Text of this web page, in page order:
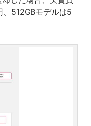
512GBモデルは5